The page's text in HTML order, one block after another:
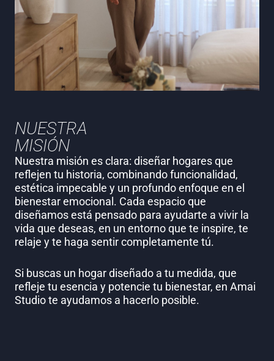
NUESTRA
MISIÓN
Nuestra misión es clara: diseñar hogares que
reflejen tu historia, combinando funcionalidad,
estética impecable y un profundo enfoque en el
bienestar emocional. Cada espacio que
diseñamos está pensado para ayudarte a vivir la
vida que deseas, en un entorno que te inspire, te
relaje y te haga sentir completamente tú.
Si buscas un hogar diseñado a tu medida, que
refleje tu esencia y potencie tu bienestar, en Amai
Studio te ayudamos a hacerlo posible.